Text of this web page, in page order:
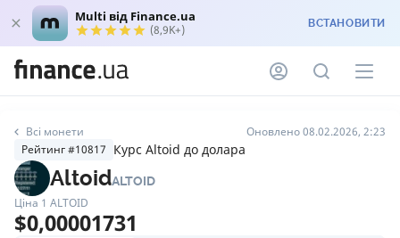
Multi від Finance.ua
(8,9K+) ВСТАНОВИТИ
Всі монети
Оновлено 08.02.2026, 2:23
Рейтинг #10817 Курс Altoid до долара
AltoidALTOID
Ціна 1 ALTOID
$0,00001731